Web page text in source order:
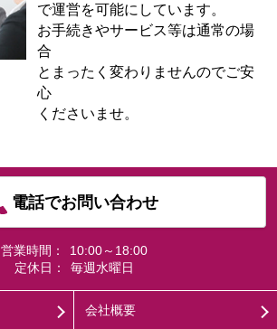
で運営を可能にしています。
お手続きやサービス等は通常の場
合
とまったく変わりませんのでご安
心
くださいませ。
電話でお問い合わせ
営業時間：
10:00～18:00
定休日：
毎週水曜日
会社概要